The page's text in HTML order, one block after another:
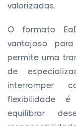
valorizadas.
O formato
vantajoso
permite uma
de
interromper
flexibilidade
equilibrar